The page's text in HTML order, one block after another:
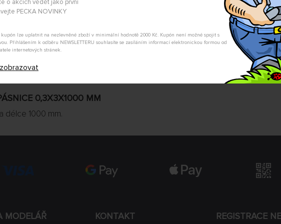
o akcích vědět jako první
PECKA NOVINKY
kupón lze uplatnit na nezlevněné zboží v minimální hodnotě 2000 Kč. Kupón není možné spojit s
Přihlášením k odběru NEWSLETTERU souhlasíte se zasíláním informací elektronickou formou od
internetových stránek.
Nevíte si rady s výběrem? Nejsou
my Vás s odpovědí kontaktujeme.
POSLAT DOTAZ
0,3X3X1000 MM
délce 1000 mm.
MODELÁŘ KONTAKT REGISTRACE